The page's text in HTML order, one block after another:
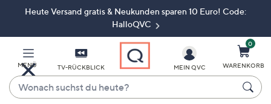
ZumHeute Versand gratis & Neukunden sparen 10 Euro! Code:
HalloQVC
MENÜ TV-RÜCKBLICK
Wonach
suchst
MEIN QVC
0
WARENKORB